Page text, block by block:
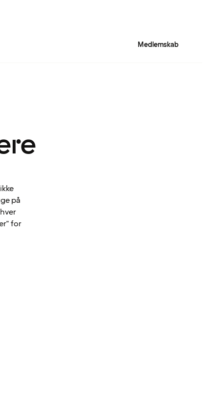
Medlemskab
på
for